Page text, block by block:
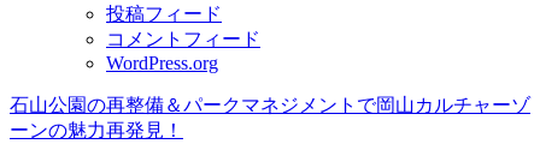
投稿フィード
コメントフィード
WordPress.org
石山公園の再整備＆パークマネジメントで岡山カルチャーゾ
ーンの魅力再発見！